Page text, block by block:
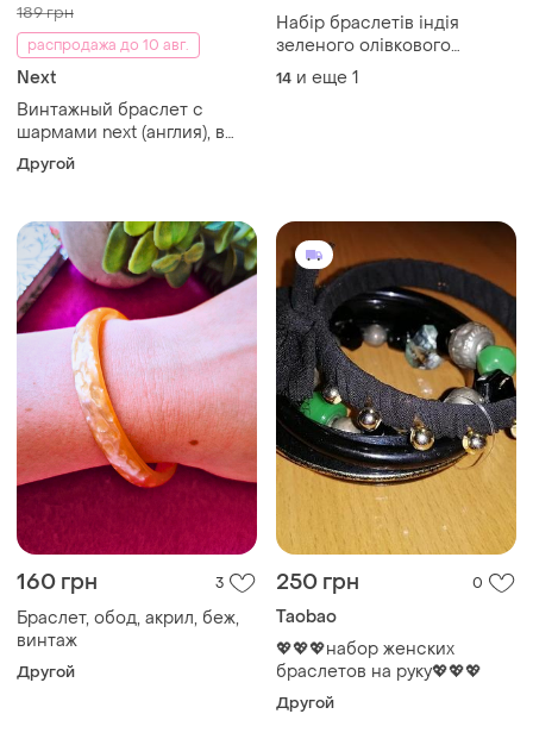
189 грн
распродажа до 10 авг.
Next
Винтажный браслет с
шармами next (англия), в
стиле бохо / этно
Другой
Набір браслетів індія
зеленого олівкового
кольору 7 штук
14 и еще 1
160 грн 3
Браслет, обод, акрил, беж,
винтаж
Другой
250 грн 0
Taobao
💖💖💖набор женских
браслетов на руку💖💖💖
Другой